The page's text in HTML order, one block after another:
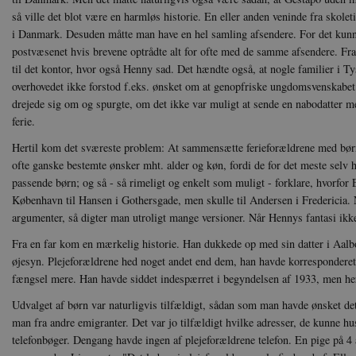
så ville det blot være en harmløs historie. En eller anden veninde fra
i Danmark. Desuden måtte man have en hel samling afsendere. For det
postvæsenet hvis brevene optrådte alt for ofte med de samme afsendere.
til det kontor, hvor også Henny sad. Det hændte også, at nogle familier i
overhovedet ikke forstod f.eks. ønsket om at genopfriske
drejede sig om og spurgte, om det ikke var muligt at sende en nabodatter
ferie.
Hertil kom det sværeste problem: At sammensætte ferieforældrene med
ofte ganske bestemte ønsker mht. alder og køn, fordi de for det meste selv
passende børn; og så - så rimeligt og enkelt som muligt - forklare,
København til Hansen i Gothersgade, men skulle til Andersen i Fredericia.
argumenter, så digter man utroligt mange versioner. Når Hennys fantasi
Fra en far kom en mærkelig historie. Han dukkede op med sin datter i
øjesyn. Plejeforældrene hed noget andet end dem, han havde
fængsel mere. Han havde siddet indespærret i begyndelsen af 1933, men
Udvalget af børn var naturligvis tilfældigt, sådan som man havde ønsket
man fra andre emigranter. Det var jo tilfældigt hvilke adresser, de kunne
telefonbøger. Dengang havde ingen af plejeforældrene telefon. En pige på
Navn
nmstat
CloudFront-
h5pcomsession
CloudFront-
vuid
CloudFront-
CloudFront-
Policy
_ga_7J1SYH77RJ
Navn
VISITOR_INFO1_LIVE
NID
Navn
cf_clearance
Navn
_cfuvid